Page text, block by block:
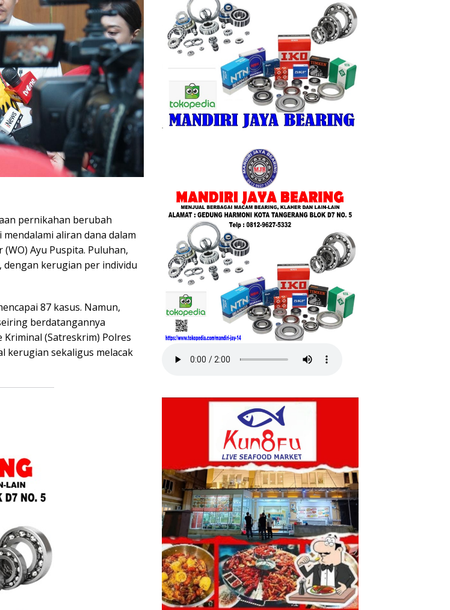
pernikahan berubah
aliran dana dalam
Ayu Puspita. Puluhan,
kerugian per individu
87 kasus. Namun,
berdatangannya
(Satreskrim) Polres
kerugian sekaligus melacak